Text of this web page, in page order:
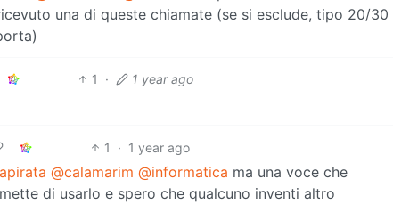
una di queste chiamate (se si esclude, tipo 20/30
1 · 1 year ago
1 · 1 year ago
@calamarim @informatica ma una voce che
di usarlo e spero che qualcuno inventi altro